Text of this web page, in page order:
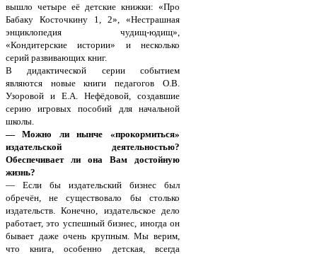
вышло четыре её детские книжки: «Про
Бабаку Косточкину 1, 2», «Нестрашная
энциклопедия чудищ-юдищ»,
«Кондитерские истории» и несколько
серий развивающих книг.
В дидактической серии событием
являются новые книги педагогов О.В.
Узоровой и Е.А. Нефёдовой, создавшие
серию игровых пособий для начальной
школы.
— Можно ли нынче «прокормиться»
издательской деятельностью?
Обеспечивает ли она Вам достойную
жизнь?
— Если бы издательский бизнес был
обречён, не существовало бы столько
издательств. Конечно, издательское дело
работает, это успешный бизнес, иногда он
бывает даже очень крупным. Мы верим,
что книга, особенно детская, всегда